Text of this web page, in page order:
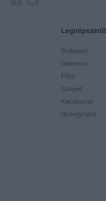
Budapest
Debrecen
Pécs
Szeged
Kecskemét
Nyíregyháza